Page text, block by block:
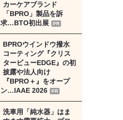
カーケアブランド
「BPRO」製品を訴
求…BTO初出展
PR
BPROウインドウ撥水
コーティング『クリス
タービューEDGE』の初
披露や法人向け
『BPRO＋』をオープ
ン…IAAE 2026
PR
洗車用「純水器」はま